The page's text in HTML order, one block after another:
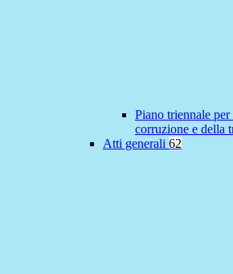
Piano triennale
corruzione e della
Atti generali 62